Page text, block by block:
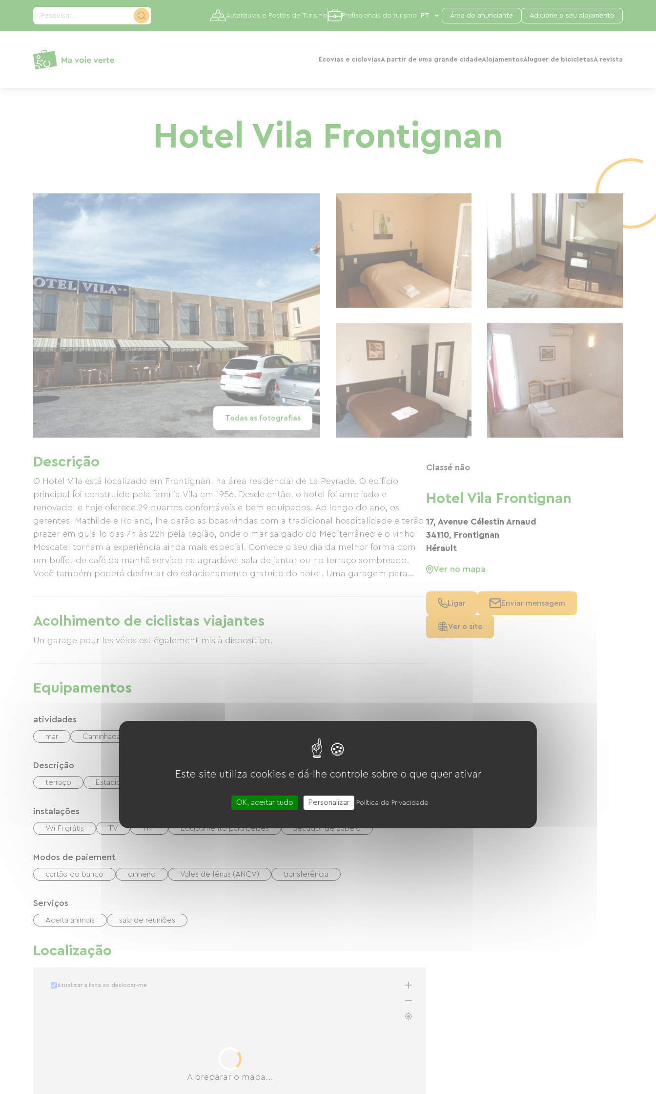
Pesquisar...
Ecovias e cicloviasA partir de uma grande cidadeAlojamentosAluguer de bicicletasA revista
Autarquias e Postos de Turismo Profissionais do turismo Área do anunciante Adicione o seu alojamento
Hotel Vila Frontignan
Todas as fotografias
Descrição
O Hotel Vila está localizado em Frontignan, na área residencial de La Peyrade. O edifício
principal foi construído pela família Vila em 1956. Desde então, o hotel foi ampliado e
renovado, e hoje oferece 29 quartos confortáveis ​​e bem equipados. Ao longo do ano, os
gerentes, Mathilde e Roland, lhe darão as boas-vindas com a tradicional hospitalidade e terão
prazer em guiá-lo das 7h às 22h pela região, onde o mar salgado do Mediterrâneo e o vinho
Moscatel tornam a experiência ainda mais especial. Comece o seu dia da melhor forma com
um buffet de café da manhã servido na agradável sala de jantar ou no terraço sombreado.
Você também poderá desfrutar do estacionamento gratuito do hotel. Uma garagem para
Acolhimento de ciclistas viajantes
Un garage pour les vélos est également mis à disposition.
Equipamentos
atividades
mar Caminhada
Descrição
terraço Estacionamento
instalações
Wi-Fi grátis TV TNT Equipamento para bebês Secador de cabelo
Modos de paiement
cartão do banco dinheiro Vales de férias (ANCV) transferência
Serviços
Aceita animais sala de reuniões
Localização
A preparar o mapa...
Atualizar a lista ao deslocar-me
Classé não
Hotel Vila Frontignan
17, Avenue Célestin Arnaud
34110, Frontignan
Hérault
Ver no mapa
Ligar Enviar mensagem
Ver o site
Painel de Gerenciamento de Cookies
Este site utiliza cookies e dá-lhe controle sobre o que quer ativar
OK, aceitar tudo Personalizar Política de Privacidade